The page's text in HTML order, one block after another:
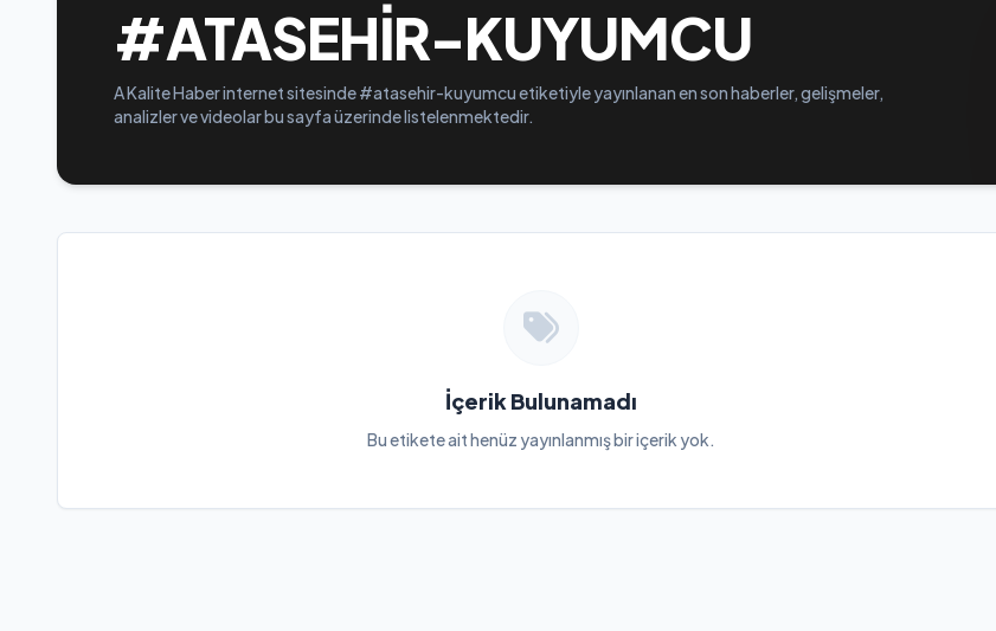
#ATASEHIR-KUYUMCU
A Kalite Haber internet sitesinde #atasehir-kuyumcu etiketiyle yayınlanan en son haberler, gelişmeler,
analizler ve videolar bu sayfa üzerinde listelenmektedir.
İçerik Bulunamadı
Bu etikete ait henüz yayınlanmış bir içerik yok.